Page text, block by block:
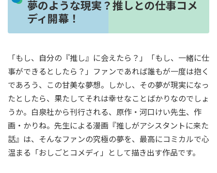
夢のような現実？推しとの仕事コメ
ディ開幕！
「もし、自分の『推し』に会えたら？」「もし、一緒に仕
事ができるとしたら？」ファンであれば誰もが一度は抱く
であろう、この甘美な夢想。しかし、その夢が現実になっ
たとしたら、果たしてそれは幸せなことばかりなのでしょ
うか。白泉社から刊行される、原作・河口けい先生、作
画・かりね。先生による漫画『推しがアシスタントに来た
話』は、そんなファンの究極の夢を、最高にコミカルで心
温まる「おしごとコメディ」として描き出す作品です。